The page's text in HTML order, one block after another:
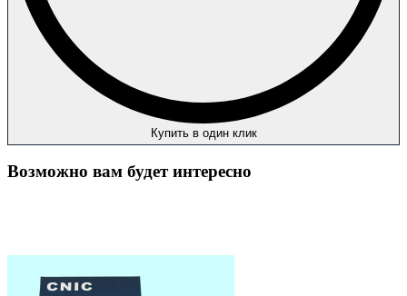
Купить в один клик
Возможно вам будет интересно